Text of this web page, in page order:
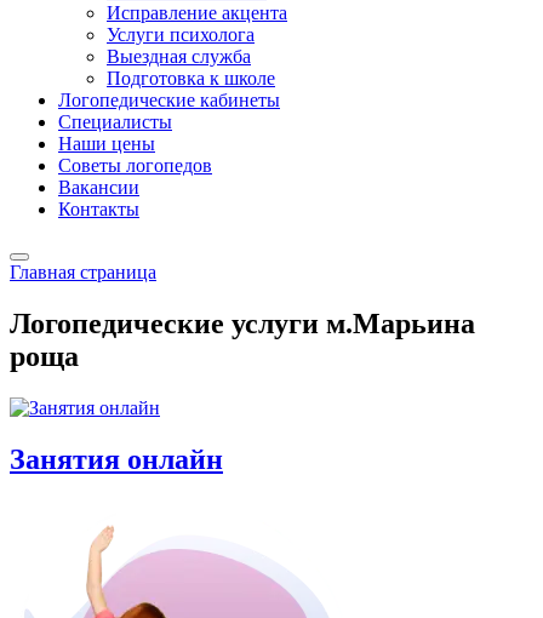
Исправление акцента
Услуги психолога
Выездная служба
Подготовка к школе
Логопедические кабинеты
Специалисты
Наши цены
Советы логопедов
Вакансии
Контакты
Главная страница
Логопедические услуги м.Марьина
роща
Занятия онлайн